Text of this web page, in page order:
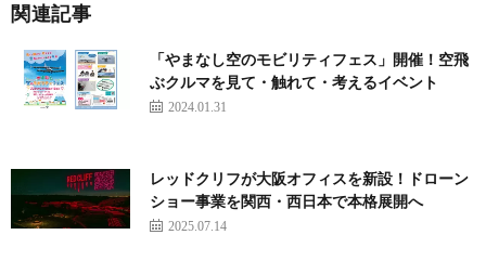
関連記事
「やまなし空のモビリティフェス」開催！空飛
ぶクルマを見て・触れて・考えるイベント
2024.01.31
レッドクリフが大阪オフィスを新設！ドローン
ショー事業を関西・西日本で本格展開へ
2025.07.14